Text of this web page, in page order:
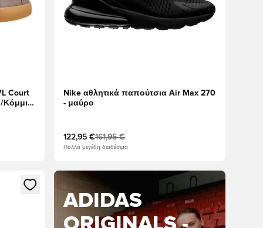
Court
Κόμμι
Nike αθλητικά παπούτσια Air Max 270
- μαύρο
122,95 €161,95 €
Πολλά μεγέθη διαθέσιμα
ή να εγγραφείτε ως μέλος
ADIDAS